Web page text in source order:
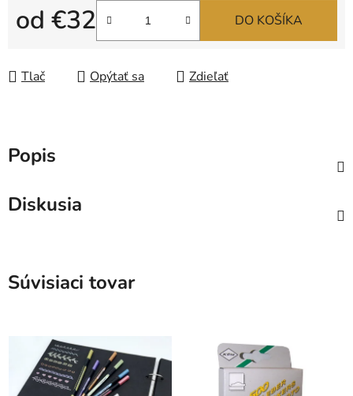
od €32
Jednotková cena:
DO KOŠÍKA
Tlač Opýtať sa Zdieľať
Popis
Diskusia
Súvisiaci tovar